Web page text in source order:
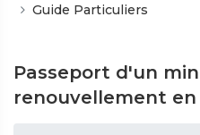
Guide Particuliers
Passeport d'un
renouvellement en